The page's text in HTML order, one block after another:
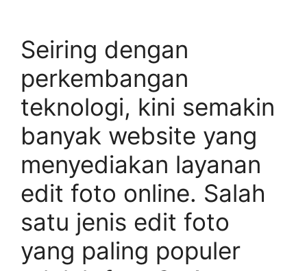
Seiring dengan
perkembangan
teknologi, kini semakin
banyak website yang
menyediakan layanan
edit foto online. Salah
satu jenis edit foto
yang paling populer